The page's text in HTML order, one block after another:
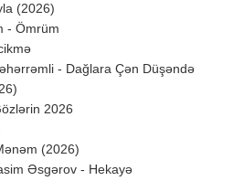
(2026)
- Ömrüm
- Dağlara Çən Düşəndə
2026
(2026)
Əsgərov - Hekayə